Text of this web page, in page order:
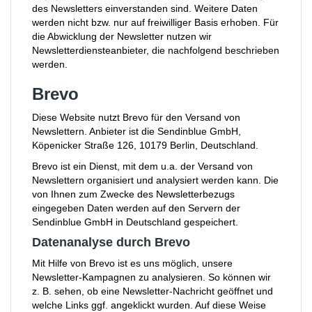
des Newsletters einverstanden sind. Weitere Daten
werden nicht bzw. nur auf freiwilliger Basis erhoben. Für
die Abwicklung der Newsletter nutzen wir
Newsletterdiensteanbieter, die nachfolgend beschrieben
werden.
Brevo
Diese Website nutzt Brevo für den Versand von
Newslettern. Anbieter ist die Sendinblue GmbH,
Köpenicker Straße 126, 10179 Berlin, Deutschland.
Brevo ist ein Dienst, mit dem u.a. der Versand von
Newslettern organisiert und analysiert werden kann. Die
von Ihnen zum Zwecke des Newsletterbezugs
eingegeben Daten werden auf den Servern der
Sendinblue GmbH in Deutschland gespeichert.
Datenanalyse durch Brevo
Mit Hilfe von Brevo ist es uns möglich, unsere
Newsletter-Kampagnen zu analysieren. So können wir
z. B. sehen, ob eine Newsletter-Nachricht geöffnet und
welche Links ggf. angeklickt wurden. Auf diese Weise